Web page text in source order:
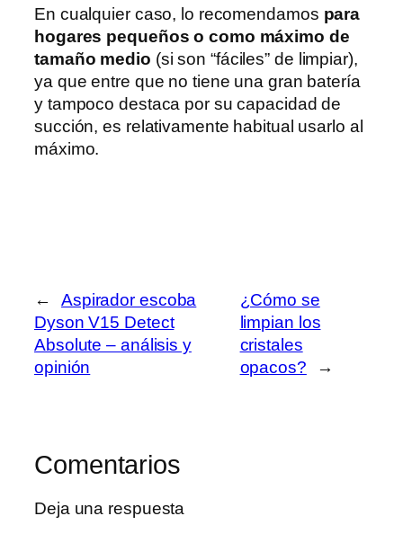
En cualquier caso, lo recomendamos para
hogares pequeños o como máximo de
tamaño medio (si son “fáciles” de limpiar),
ya que entre que no tiene una gran batería
y tampoco destaca por su capacidad de
succión, es relativamente habitual usarlo al
máximo.
←
Aspirador escoba
Dyson V15 Detect
Absolute – análisis y
opinión
¿Cómo se
limpian los
cristales
opacos?
→
Comentarios
Deja una respuesta